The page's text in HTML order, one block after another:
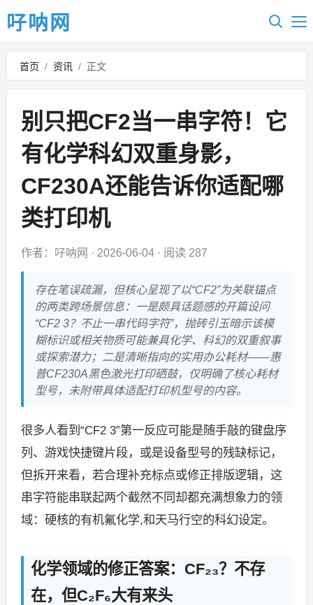
吇呐网
首页 / 资讯 / 正文
别只把CF2当一串字符！它
有化学科幻双重身影，
CF230A还能告诉你适配哪
类打印机
作者：吇呐网 · 2026-06-04· 阅读 287
存在笔误疏漏，但核心呈现了以“CF2”为关联锚点
的两类跨场景信息：一是颇具话题感的开篇设问
“CF2 3？不止一串代码字符”，抛砖引玉暗示该模
糊标识或相关物质可能兼具化学、科幻的双重叙事
或探索潜力；二是清晰指向的实用办公耗材——惠
普CF230A黑色激光打印硒鼓，仅明确了核心耗材
型号，未附带具体适配打印机型号的内容。
很多人看到“CF2 3”第一反应可能是随手敲的键盘序
列、游戏快捷键片段，或是设备型号的残缺标记，
但拆开来看，若合理补充标点或修正排版逻辑，这
串字符能串联起两个截然不同却都充满想象力的领
域：硬核的有机氟化学,和天马行空的科幻设定。
化学领域的修正答案：CF₂₃？不存
在，但C₂F₆大有来头